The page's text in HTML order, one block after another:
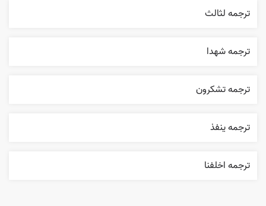
ترجمه لثالث
ترجمه شهدا
ترجمه تشکرون
ترجمه ينفذ
ترجمه اخلفنا